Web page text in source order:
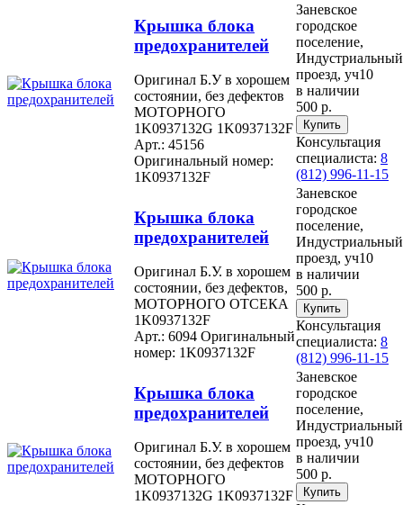
Крышка блока
предохранителей
Оригинал Б.У в хорошем
состоянии, без дефектов
МОТОРНОГО
1K0937132G 1K0937132F
Арт.: 45156
Оригинальный номер:
1K0937132F
Заневское
городское
поселение,
Индустриальный
проезд, уч10
в наличии
500 р.
Консультация
специалиста: 8
(812) 996-11-15
Крышка блока
предохранителей
Оригинал Б.У. в хорошем
состоянии, без дефектов,
МОТОРНОГО ОТСЕКА
1K0937132F
Арт.: 6094 Оригинальный
номер: 1K0937132F
Заневское
городское
поселение,
Индустриальный
проезд, уч10
в наличии
500 р.
Консультация
специалиста: 8
(812) 996-11-15
Крышка блока
предохранителей
Оригинал Б.У. в хорошем
состоянии, без дефектов
МОТОРНОГО
1K0937132G 1K0937132F
Заневское
городское
поселение,
Индустриальный
проезд, уч10
в наличии
500 р.